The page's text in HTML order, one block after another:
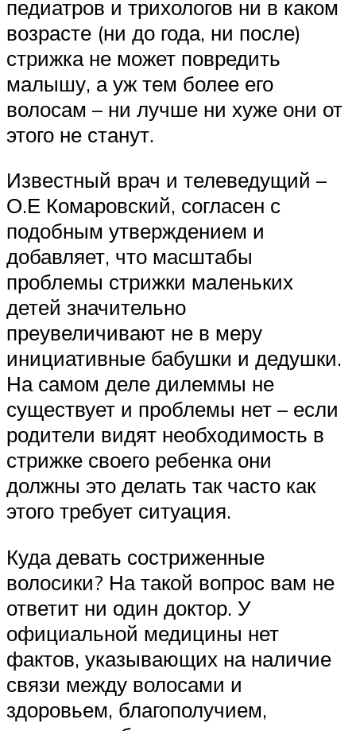
педиатров и трихологов ни в каком
возрасте (ни до года, ни после)
стрижка не может повредить
малышу, а уж тем более его
волосам – ни лучше ни хуже они от
этого не станут.
Известный врач и телеведущий –
О.Е Комаровский, согласен с
подобным утверждением и
добавляет, что масштабы
проблемы стрижки маленьких
детей значительно
преувеличивают не в меру
инициативные бабушки и дедушки.
На самом деле дилеммы не
существует и проблемы нет – если
родители видят необходимость в
стрижке своего ребенка они
должны это делать так часто как
этого требует ситуация.
Куда девать состриженные
волосики? На такой вопрос вам не
ответит ни один доктор. У
официальной медицины нет
фактов, указывающих на наличие
связи между волосами и
здоровьем, благополучием,